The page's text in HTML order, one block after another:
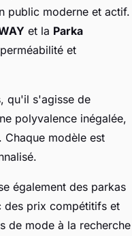
public moderne et actif.
et la Parka
et
qu'il s'agisse de
polyvalence inégalée,
modèle est
également des parkas
des prix compétitifs et
de mode à la recherche